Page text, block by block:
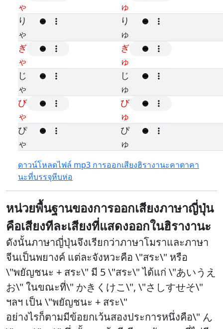
ゃ
ゅ
り
ゃ
り
ゅ
ぎ
ゃ
ぎ
ゅ
じ
ゃ
じ
ゅ
び
ゃ
び
ゅ
ぴ
ゃ
ぴ
ゅ
ดาวน์โหลดไฟล์ mp3 การออกเสียงฮิรางานะคาตาคา
นะที่บรรจุหีบห่อ
หน่วยพื้นฐานของการออกเสียงภาษาญี่ปุ่น
คือเสียงทีละเสียงที่แสดงออกในฮิรางานะ
ดังนั้นภาษาญี่ปุ่นจึงเรียกว่าภาษาโมราและภาษา
จีนเป็นพยางค์ แต่ละจังหวะคือ \"สระ\" หรือ
\"พยัญชนะ + สระ\" มี 5 \"สระ\" ได้แก่ \"あいうえ
お\" ในขณะที่\" かきくけこ\", \"さしすせそ\"
ฯลฯ เป็น \"พยัญชนะ + สระ\"
อย่างไรก็ตามมีข้อยกเว้นสองประการหนึ่งคือ\" ん